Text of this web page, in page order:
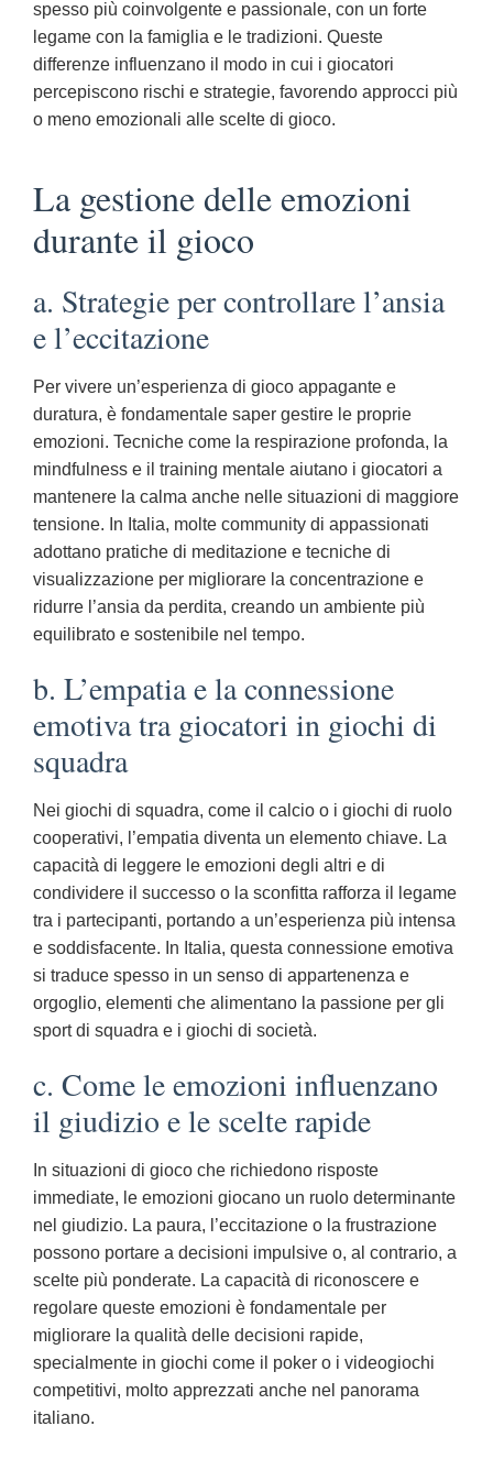
spesso più coinvolgente e passionale, con un forte
legame con la famiglia e le tradizioni. Queste
differenze influenzano il modo in cui i giocatori
percepiscono rischi e strategie, favorendo approcci più
o meno emozionali alle scelte di gioco.
La gestione delle emozioni
durante il gioco
a. Strategie per controllare l’ansia
e l’eccitazione
Per vivere un’esperienza di gioco appagante e
duratura, è fondamentale saper gestire le proprie
emozioni. Tecniche come la respirazione profonda, la
mindfulness e il training mentale aiutano i giocatori a
mantenere la calma anche nelle situazioni di maggiore
tensione. In Italia, molte community di appassionati
adottano pratiche di meditazione e tecniche di
visualizzazione per migliorare la concentrazione e
ridurre l’ansia da perdita, creando un ambiente più
equilibrato e sostenibile nel tempo.
b. L’empatia e la connessione
emotiva tra giocatori in giochi di
squadra
Nei giochi di squadra, come il calcio o i giochi di ruolo
cooperativi, l’empatia diventa un elemento chiave. La
capacità di leggere le emozioni degli altri e di
condividere il successo o la sconfitta rafforza il legame
tra i partecipanti, portando a un’esperienza più intensa
e soddisfacente. In Italia, questa connessione emotiva
si traduce spesso in un senso di appartenenza e
orgoglio, elementi che alimentano la passione per gli
sport di squadra e i giochi di società.
c. Come le emozioni influenzano
il giudizio e le scelte rapide
In situazioni di gioco che richiedono risposte
immediate, le emozioni giocano un ruolo determinante
nel giudizio. La paura, l’eccitazione o la frustrazione
possono portare a decisioni impulsive o, al contrario, a
scelte più ponderate. La capacità di riconoscere e
regolare queste emozioni è fondamentale per
migliorare la qualità delle decisioni rapide,
specialmente in giochi come il poker o i videogiochi
competitivi, molto apprezzati anche nel panorama
italiano.